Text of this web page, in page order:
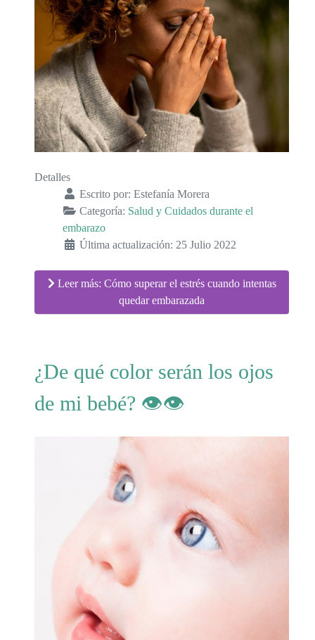
Detalles
Escrito por: Estefanía Morera
Categoría: Salud y Cuidados durante el
embarazo
Última actualización: 25 Julio 2022
Leer más: Cómo superar el estrés cuando intentas
quedar embarazada
¿De qué color serán los ojos
de mi bebé? 👁👁